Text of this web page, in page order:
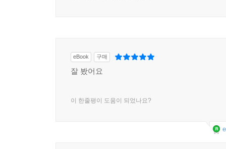
eBook 구매
잘 봤어요
이 한줄평이 도움이 되었나요?